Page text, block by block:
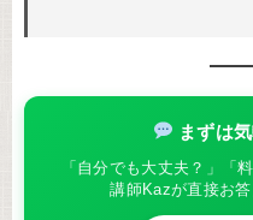
まずは
「自分でも大丈夫？」「
講師Kazが直接お答